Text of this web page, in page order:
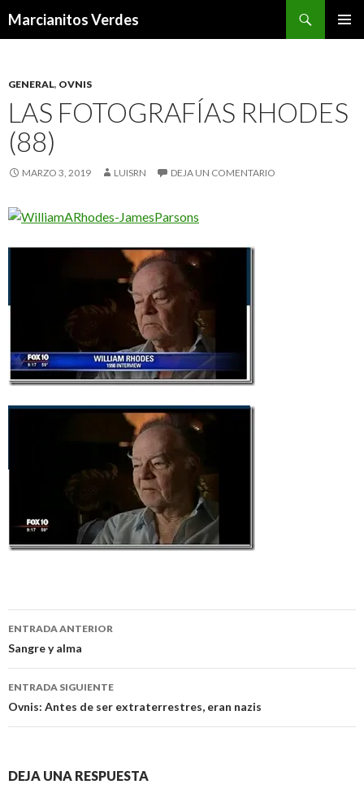
Marcianitos Verdes
GENERAL, OVNIS
LAS FOTOGRAFÍAS RHODES
(88)
MARZO 3, 2019 LUISRN DEJA UN COMENTARIO
Navegación
de
entradas
ENTRADA ANTERIOR
Sangre y alma
ENTRADA SIGUIENTE
Ovnis: Antes de ser extraterrestres, eran nazis
DEJA UNA RESPUESTA